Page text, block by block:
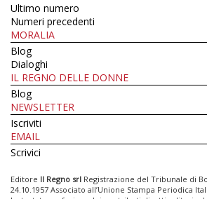
Ultimo numero
Numeri precedenti
MORALIA
Blog
Dialoghi
IL REGNO DELLE DONNE
Blog
NEWSLETTER
Iscriviti
EMAIL
Scrivici
Editore Il Regno srl Registrazione del Tribunale di
24.10.1957 Associato all’Unione Stampa Periodica